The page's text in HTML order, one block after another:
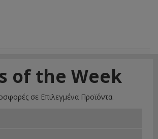
of the Week
σε Επιλεγμένα Προϊόντα.